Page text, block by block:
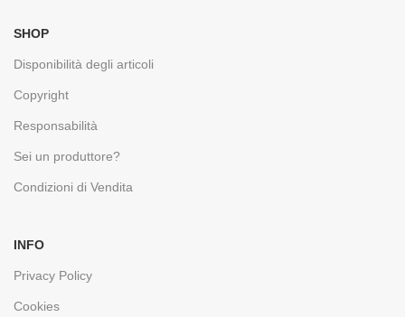
SHOP
Disponibilità degli articoli
Copyright
Responsabilità
Sei un produttore?
Condizioni di Vendita
INFO
Privacy Policy
Cookies